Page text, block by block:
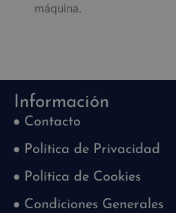
máquina.
Información
Contacto
Política de Privacidad
Política de Cookies
Condiciones Generales